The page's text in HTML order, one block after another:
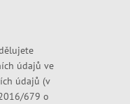
údajů ve
údajů (v
679 o